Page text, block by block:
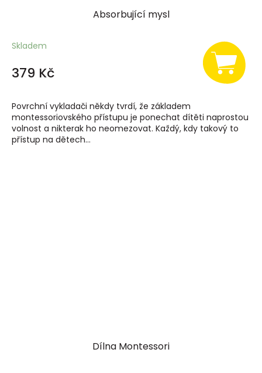
Absorbující mysl
Skladem
379 Kč
Povrchní vykladači někdy tvrdí, že základem
montessoriovského přístupu je ponechat dítěti naprostou
volnost a nikterak ho neomezovat. Každý, kdy takový to
přístup na dětech...
Dílna Montessori